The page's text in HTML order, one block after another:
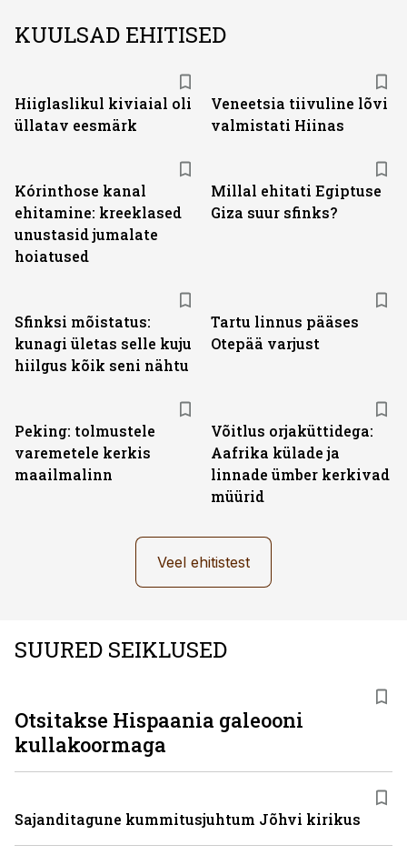
KUULSAD EHITISED
Hiiglaslikul kiviaial oli
üllatav eesmärk
Veneetsia tiivuline lõvi
valmistati Hiinas
Kórinthose kanal
ehitamine: kreeklased
unustasid jumalate
hoiatused
Millal ehitati Egiptuse
Giza suur sfinks?
Sfinksi mõistatus:
kunagi ületas selle kuju
hiilgus kõik seni nähtu
Tartu linnus pääses
Otepää varjust
Peking: tolmustele
varemetele kerkis
maailmalinn
Võitlus orjaküttidega:
Aafrika külade ja
linnade ümber kerkivad
müürid
Veel ehitistest
SUURED SEIKLUSED
Otsitakse Hispaania galeooni
kullakoormaga
Sajanditagune kummitusjuhtum Jõhvi kirikus